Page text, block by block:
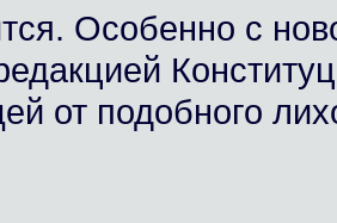
Особенно с
от подобного